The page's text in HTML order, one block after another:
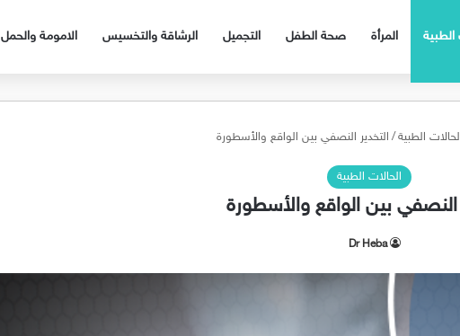
الطبية المرأة صحة الطفل التجميل الرشاقة والتخسيس الامومة والحمل
الطبية/ التخدير النصفي بين الواقع والأسطورة
الحالات الطبية
النصفي بين الواقع والأسطورة
Dr Heba